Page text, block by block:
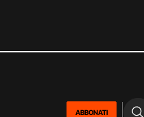
ABBONATI